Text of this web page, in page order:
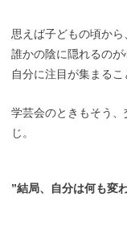
思えば子どもの頃から
誰かの陰に隠れるのが
自分に注目が集まるこ
学芸会のときもそう
じ。
”結局、自分は何も変